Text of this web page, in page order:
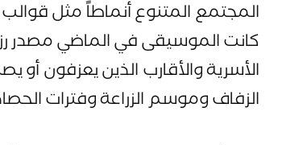
المجتمع المتنوع أنماطاً مثل
كانت الموسيقى في الماضي مصدر
الأسرية والأقارب الذين يعزفون
الزفاف وموسم الزراعة وفترات